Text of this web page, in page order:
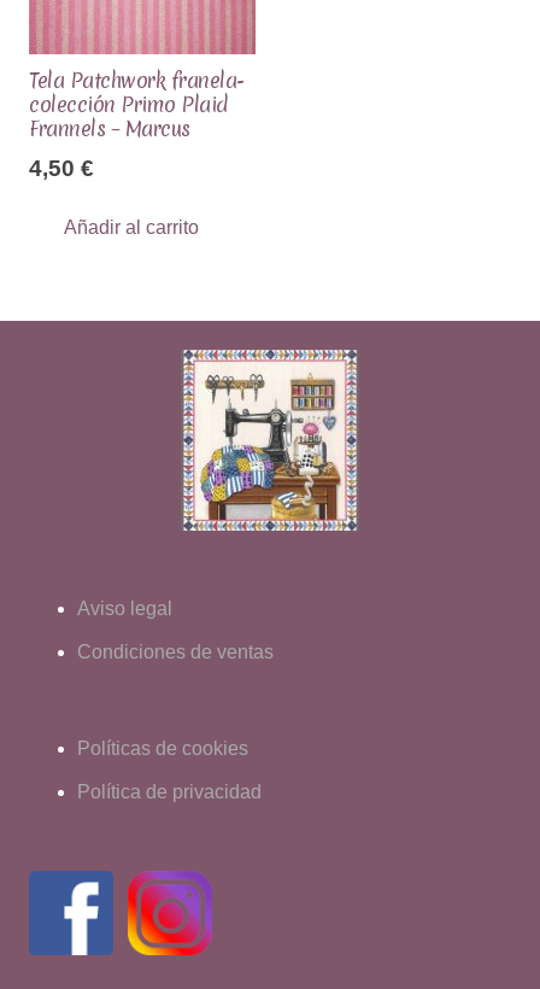
Tela Patchwork franela-
colección Primo Plaid
Frannels – Marcus
4,50 €
Añadir al carrito
Aviso legal
Condiciones de ventas
Políticas de cookies
Política de privacidad